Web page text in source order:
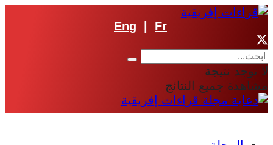
Eng Fr
لا توجد نتيجة
مشاهدة جميع النتائج